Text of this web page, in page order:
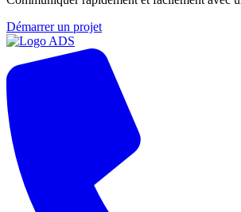
Démarrer un projet